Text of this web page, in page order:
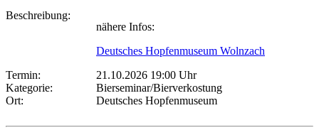
Beschreibung:
nähere Infos:
Deutsches Hopfenmuseum Wolnzach
Termin:
21.10.2026 19:00 Uhr
Kategorie:
Bierseminar/Bierverkostung
Ort:
Deutsches Hopfenmuseum